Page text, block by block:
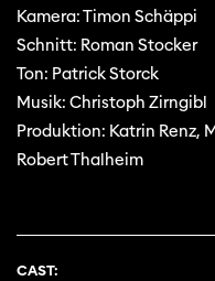
Kamera: Timon Schäppi
Schnitt: Roman Stocker
Ton: Patrick Storck
Musik: Christoph Zirngibl
Produktion: Katrin Renz,
Robert Thalheim
CAST: